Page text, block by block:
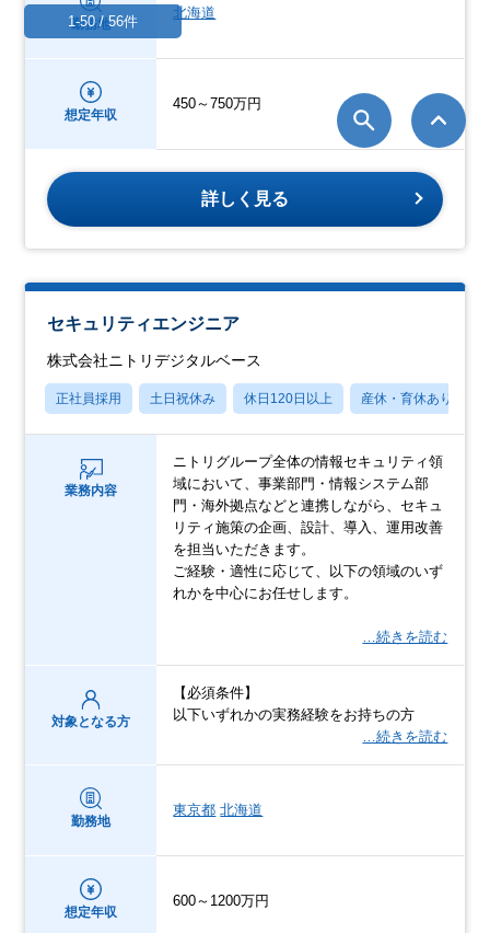
勤務地
北海道
想定年収
450～750万円
詳しく見る
セキュリティエンジニア
株式会社ニトリデジタルベース
正社員採用 土日祝休み 休日120日以上 産休・育休あり
業務内容
ニトリグループ全体の情報セキュリティ領
域において、事業部門・情報システム部
門・海外拠点などと連携しながら、セキュ
リティ施策の企画、設計、導入、運用改善
を担当いただきます。
ご経験・適性に応じて、以下の領域のいず
れかを中心にお任せします。
…続きを読む
対象となる方
【必須条件】
以下いずれかの実務経験をお持ちの方
…続きを読む
勤務地
東京都 北海道
想定年収
600～1200万円
1-50 / 56件